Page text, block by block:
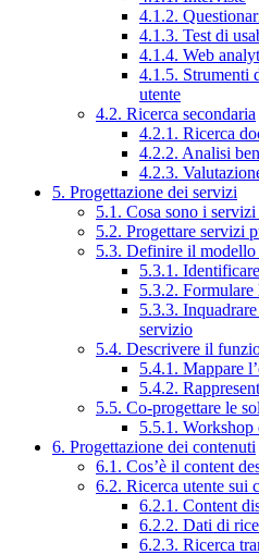
4.1.2.
4.1.3. Test di
4.1.4. Web
4.1.5. Strumenti
utente
4.2. Ricerca secondaria
4.2.1. Ricerca
4.2.2. Analisi
4.2.3.
5. Progettazione dei servizi
5.1. Cosa sono i
5.2. Progettare servizi
5.3. Definire il
5.3.1.
5.3.2.
5.3.3.
servizio
5.4. Descrivere il
5.4.1. Mappare
5.4.2.
5.5. Co-progettare le
5.5.1. Workshop
6. Progettazione dei contenuti
6.1. Cos’è il content
6.2. Ricerca utente sui
6.2.1. Content
6.2.2. Dati di
6.2.3. Ricerca